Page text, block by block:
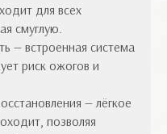
для всех
смуглую.
— встроенная система
риск ожогов и
— лёгкое
позволяя